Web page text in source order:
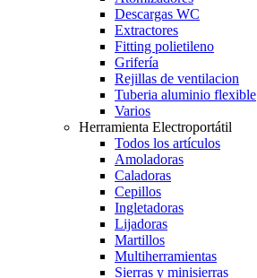
Descargas WC
Extractores
Fitting polietileno
Grifería
Rejillas de ventilacion
Tuberia aluminio flexible
Varios
Herramienta Electroportátil
Todos los artículos
Amoladoras
Caladoras
Cepillos
Ingletadoras
Lijadoras
Martillos
Multiherramientas
Sierras y minisierras